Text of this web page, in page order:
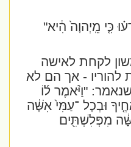
כִּ֤י מֵֽיְהוָה֙ הִ֔יא"
לקחת לאישה
- אך הם לא
"וַיֹּ֨אמֶר ל֜וֹ
וּבְכָל ־עַמִּי֙ אִשָּׁ֔ה
מִפְּלִשְׁתִּ֖ים